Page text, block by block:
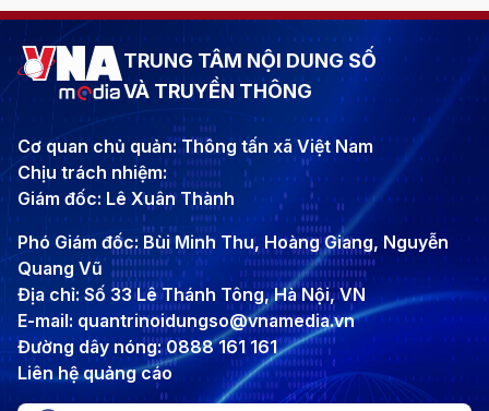
TRUNG TÂM NỘI DUNG SỐ
VÀ TRUYỀN THÔNG
Cơ quan chủ quản: Thông tấn xã Việt Nam
Chịu trách nhiệm:
Giám đốc: Lê Xuân Thành
Phó Giám đốc: Bùi Minh Thu, Hoàng Giang, Nguyễn
Quang Vũ
Địa chỉ: Số 33 Lê Thánh Tông, Hà Nội, VN
E-mail: quantrinoidungso@vnamedia.vn
Đường dây nóng: 0888 161 161
Liên hệ quảng cáo